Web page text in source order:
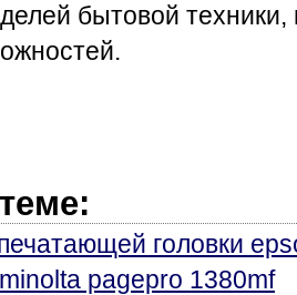
бытовой техники,
головки
pagepro 1380mf